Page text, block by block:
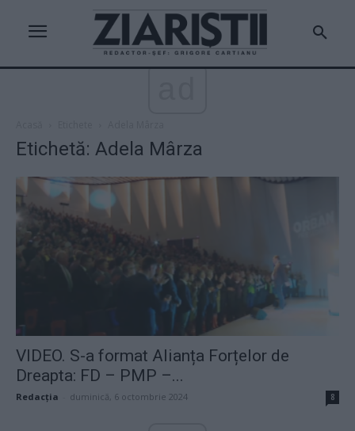
Etichetă: Adela Mârza
VIDEO. S-a format Alianța Forțelor de
Dreapta: FD – PMP –...
Redacţia duminică, 6 octombrie 2024 8